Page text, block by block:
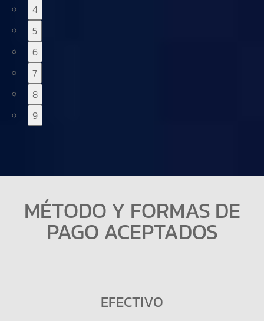
4
5
6
7
8
9
MÉTODO Y FORMAS DE
PAGO ACEPTADOS
EFECTIVO